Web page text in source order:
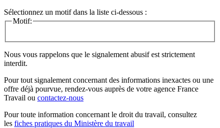
Sélectionnez un motif dans la liste ci-dessous :
Motif:
Nous vous rappelons que le signalement abusif est strictement
interdit.
Pour tout signalement concernant des informations inexactes ou une
offre déjà pourvue, rendez-vous auprès de votre agence France
Travail ou contactez-nous
Pour toute information concernant le droit du travail, consultez
les fiches pratiques du Ministère du travail